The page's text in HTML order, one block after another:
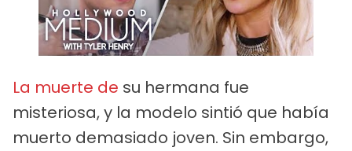
La muerte de su hermana fue
misteriosa, y la modelo sintió que había
muerto demasiado joven. Sin embargo,